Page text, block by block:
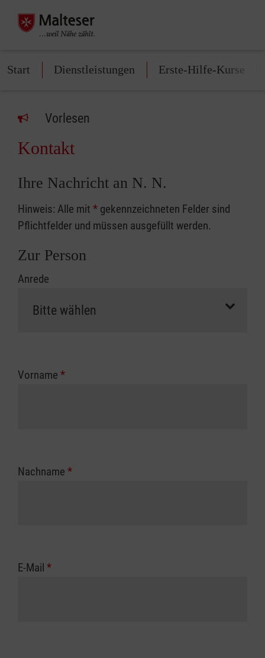
Start Dienstleistungen Erste-Hilfe-Kurse
Vorlesen
Kontakt
Ihre Nachricht an N. N.
Hinweis: Alle mit * gekennzeichneten Felder sind
Pflichtfelder und müssen ausgefüllt werden.
Zur Person
Anrede
Vorname *
Nachname *
E-Mail *